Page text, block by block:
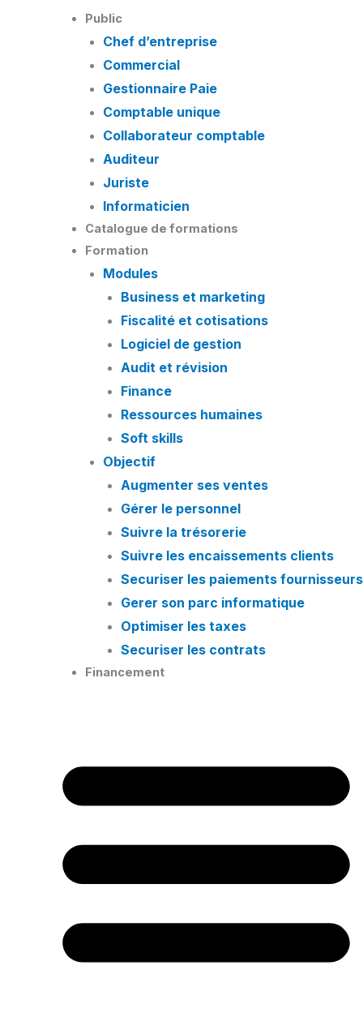
Public
Chef d’entreprise
Commercial
Gestionnaire Paie
Comptable unique
Collaborateur comptable
Auditeur
Juriste
Informaticien
Catalogue de formations
Formation
Modules
Business et marketing
Fiscalité et cotisations
Logiciel de gestion
Audit et révision
Finance
Ressources humaines
Soft skills
Objectif
Augmenter ses ventes
Gérer le personnel
Suivre la trésorerie
Suivre les encaissements clients
Securiser les paiements fournisseurs
Gerer son parc informatique
Optimiser les taxes
Securiser les contrats
Financement